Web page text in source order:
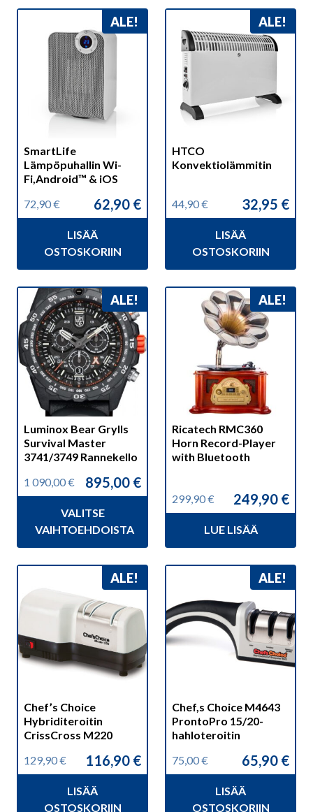
ALE!
SmartLife
Lämpöpuhallin Wi-
Fi,Android™ & iOS
72,90€
Alkuperäinen
72,90 €.
62,90 €
Nykyinen
62,90 €.
LISÄÄ
OSTOSKORIIN
ALE!
HTCO
Konvektiolämmitin
44,90€
Alkuperäinen
44,90 €.
32,95 €
Nykyinen
32,95 €.
LISÄÄ
OSTOSKORIIN
ALE!
Luminox Bear Grylls
Survival Master
3741/3749 Rannekello
1 090,00€
Alkuperäinen
090,00 €.
895,00 €
Nykyinen
895,00 €.
VALITSE
VAIHTOEHDOISTA
Tällä
tuotteella
on
useampi
muunnelma.
Voit
tehdä
valinnat
tuotteen
sivulla.
ALE!
Ricatech RMC360
Horn Record-Player
with Bluetooth
299,90€
Alkuperäinen
299,90 €.
249,90 €
Nykyinen
249,90 €.
LUE LISÄÄ
ALE!
Chef’s Choice
Hybriditeroitin
CrissCross M220
129,90€
Alkuperäinen
129,90 €.
116,90 €
Nykyinen
116,90 €.
LISÄÄ
OSTOSKORIIN
ALE!
Chef,s Choice M4643
ProntoPro 15/20-
hahloteroitin
75,00€
Alkuperäinen
75,00 €.
65,90 €
Nykyinen
65,90 €.
LISÄÄ
OSTOSKORIIN